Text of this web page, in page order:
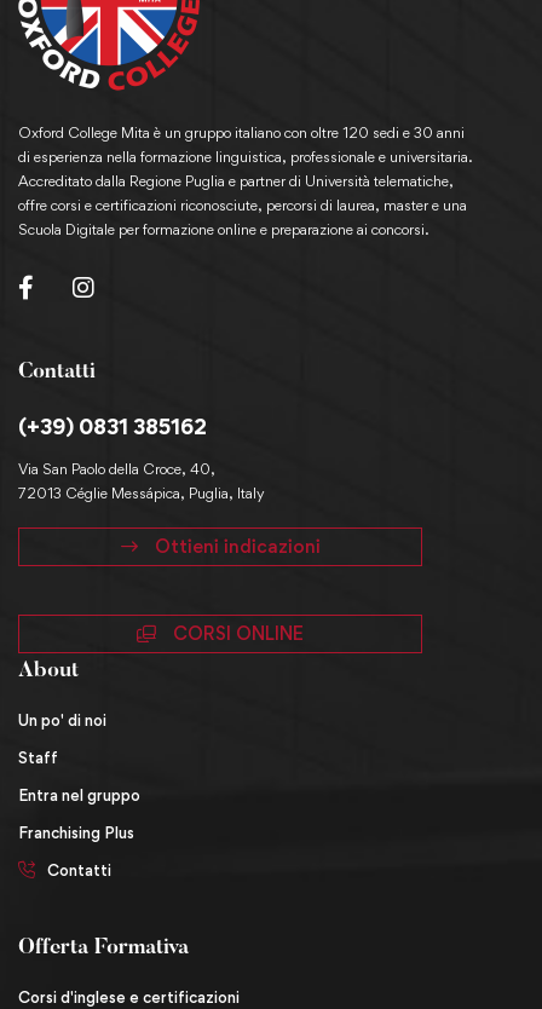
Oxford College Mita è un gruppo italiano con oltre 120 sedi e 30 anni
di esperienza nella formazione linguistica, professionale e universitaria.
Accreditato dalla Regione Puglia e partner di Università telematiche,
offre corsi e certificazioni riconosciute, percorsi di laurea, master e una
Scuola Digitale per formazione online e preparazione ai concorsi.
Contatti
(+39) 0831 385162
Via San Paolo della Croce, 40,
72013 Céglie Messápica, Puglia, Italy
Ottieni indicazioni
CORSI ONLINE
About
Un po' di noi
Staff
Entra nel gruppo
Franchising Plus
Contatti
Offerta Formativa
Corsi d'inglese e certificazioni